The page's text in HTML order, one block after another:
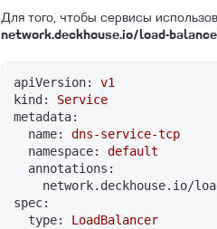
Для того, чтобы сервисы
network.deckhouse.io/load-
apiVersion:
v1
kind:
Service
metadata:
name:
dns-service-tcp
namespace:
default
annotations:
network.deckhouse.io/
spec:
type:
LoadBalancer